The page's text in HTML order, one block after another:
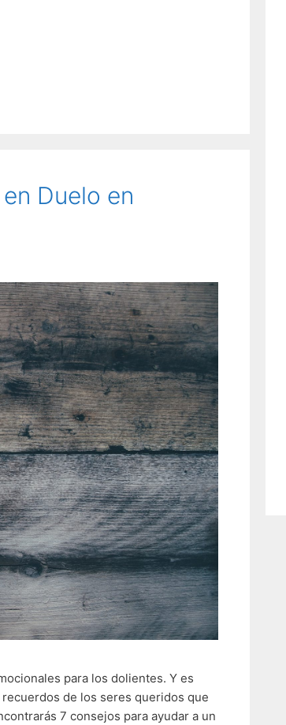
Duelo en
para los dolientes. Y es
de los seres queridos que
7 consejos para ayudar a un